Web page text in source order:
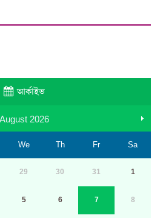
আর্কাইভ
August 2026
We Th Fr Sa
29 30 31 1
5 6 7 8